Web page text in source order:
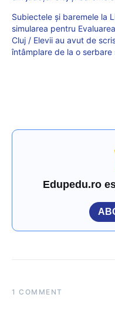
Subiectele și baremele la
simularea pentru
Cluj / Elevii au avut de
întâmplare de la o serbare
Edupedu.ro
1 COMMENT